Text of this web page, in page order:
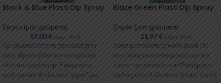
Black & Blue Plasti Dip Spray
Σπρέυ (ματ χρώματα)
19,00€ συμπ. ΦΠΑ
Χρησιμοποιείστε το gunmetal grey
plasti dip σαν βάση αν η επιφάνεια
είναι άσπρη ή ασημί.Εφαρμόστε
τουλάχιστον 6 πλούσια “χέρια” για
Blaze Green Plasti Dip Spray
Σπρέυ (ματ χρώματα)
21,97€ συμπ. ΦΠΑ
Χρησιμοποιείστε το white plasti dip
σαν βάση για καλύτερη κάλυψη και
πιο έντονο αποτέλεσμα!Εφαρμόστε
τουλάχιστον 6 πλούσια “χέρια” για να